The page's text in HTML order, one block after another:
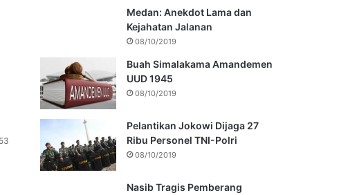
Medan: Anekdot Lama dan
Kejahatan Jalanan
08/10/2019
Buah Simalakama Amandemen
UUD 1945
08/10/2019
Pelantikan Jokowi Dijaga 27
Ribu Personel TNI-Polri
08/10/2019
Nasib Tragis Pemberang